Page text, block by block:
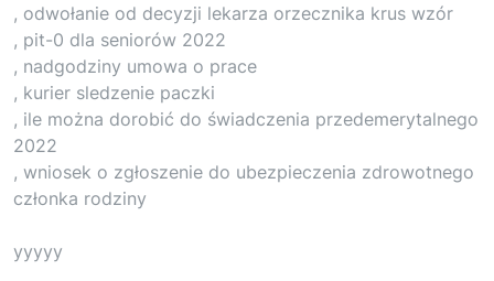
, odwołanie od decyzji lekarza orzecznika krus wzór
, pit-0 dla seniorów 2022
, nadgodziny umowa o prace
, kurier sledzenie paczki
, ile można dorobić do świadczenia przedemerytalnego
2022
, wniosek o zgłoszenie do ubezpieczenia zdrowotnego
członka rodziny
yyyyy